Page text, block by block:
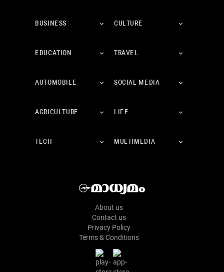
BUSINESS CULTURE
EDUCATION TRAVEL
AUTOMOBILE SOCIAL MEDIA
AGRICULTURE LIFE
TECH MULTIMEDIA
About us
Contact us
Privacy Policy
Terms & Conditions